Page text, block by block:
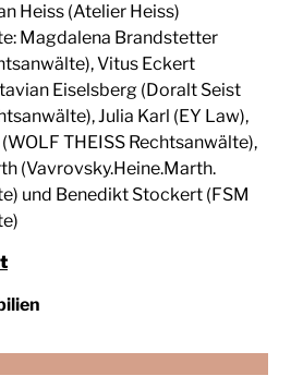
Heiss (Atelier Heiss)
Magdalena Brandstetter
Vitus Eckert
Eiselsberg (Doralt Seist
Julia Karl (EY Law),
THEISS Rechtsanwälte),
(Vavrovsky.Heine.Marth.
und Benedikt Stockert (FSM